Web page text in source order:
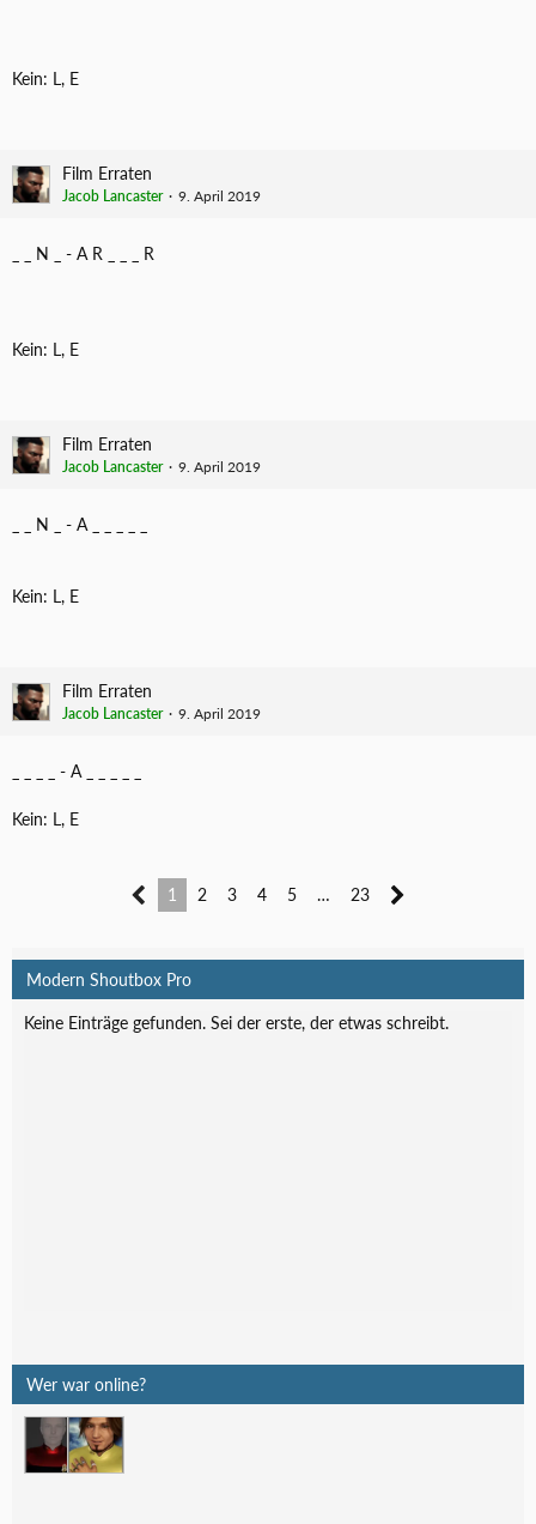
Kein: L, E
Film Erraten
Jacob Lancaster 9. April 2019
_ _ N _ - A R _ _ _ R
Kein: L, E
Film Erraten
Jacob Lancaster 9. April 2019
_ _ N _ - A _ _ _ _ _
Kein: L, E
Film Erraten
Jacob Lancaster 9. April 2019
_ _ _ _ - A _ _ _ _ _
Kein: L, E
1 2 3 4 5 … 23
Modern Shoutbox Pro
Keine Einträge gefunden. Sei der erste, der etwas schreibt.
Wer war online?